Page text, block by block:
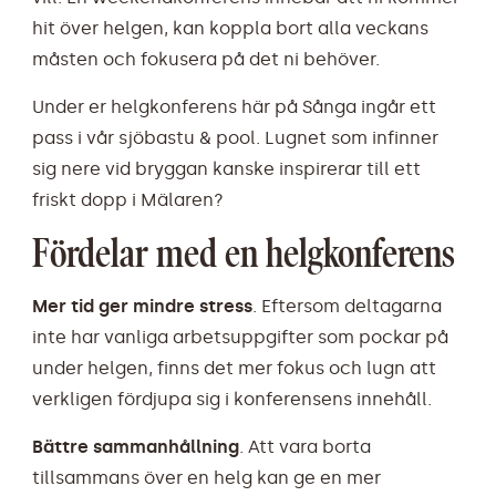
hit över helgen, kan koppla bort alla veckans
måsten och fokusera på det ni behöver.
Under er helgkonferens här på Sånga ingår ett
pass i vår sjöbastu & pool. Lugnet som infinner
sig nere vid bryggan kanske inspirerar till ett
friskt dopp i Mälaren?
Fördelar med en helgkonferens
Mer tid ger mindre stress . Eftersom deltagarna
inte har vanliga arbetsuppgifter som pockar på
under helgen, finns det mer fokus och lugn att
verkligen fördjupa sig i konferensens innehåll.
Bättre sammanhållning . Att vara borta
tillsammans över en helg kan ge en mer